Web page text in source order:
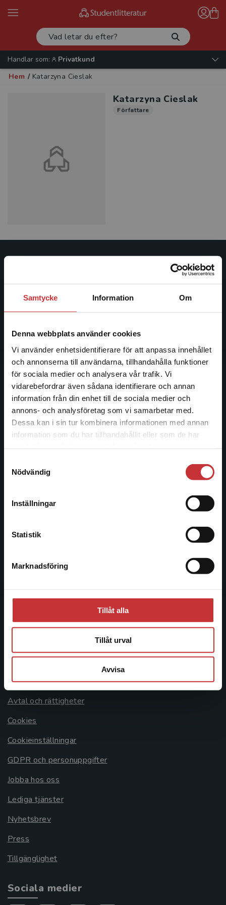
Samtycke Information Om
Denna webbplats använder cookies
Vi använder enhetsidentifierare för att anpassa innehållet
och annonserna till användarna, tillhandahålla funktioner
för sociala medier och analysera vår trafik. Vi
vidarebefordrar även sådana identifierare och annan
information från din enhet till de sociala medier och
annons- och analysföretag som vi samarbetar med.
Dessa kan i sin tur kombinera informationen med annan
information som du har tillhandahållit eller som de har
Nödvändig
Inställningar
Statistik
Marknadsföring
Tillåt alla
Tillåt urval
Avvisa
Begränsad fraktregion
Det verkar som att du besöker
studentlitteratur.se via en enhet utanför Sverige.
Vi erbjuder inte leveranser utanför Sverige. För
att kunna slutföra ett köp måste
Handlar som:
Privatkund
Hem / Katarzyna Cieslak
Katarzyna Cieslak
Författare
ledande utbildningsförlag. Med läromedel, kurslitteratur,
facklitteratur, utbildningar och digitala
längs hela kunskapsresan.
Kontakta oss
Kontakta oss
046-31 20 00
Postadress:
Box 141
221 00 Lund
Besöksadress:
Kundservice
046-31 21 00
Systemkrav
Allmänna länkar
Om oss
Avtal och rättigheter
Cookies
Cookieinställningar
GDPR och personuppgifter
Jobba hos oss
Lediga tjänster
Nyhetsbrev
Press
Tillgänglighet
Sociala medier